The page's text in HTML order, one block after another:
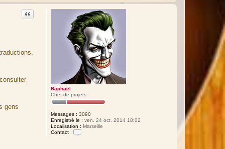
n
t
a
c
t
e
r
D
a
k
i
n
Q
l
i
a
Raphaël
Chef de projets
Messages : 3090
Enregistré le : ven. 24 oct. 2014 18:02
Localisation : Marseille
Contact :
Citation
gens